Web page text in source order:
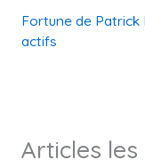
Fortune de Patrick
actifs
Articles les